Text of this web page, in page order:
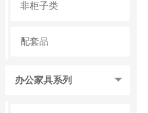
非柜子类
配套品
办公家具系列